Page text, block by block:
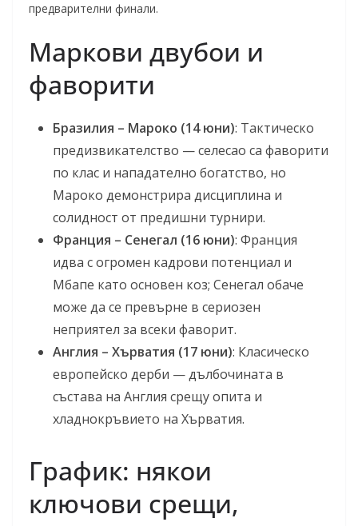
предварителни финали.
Маркови двубои и
фаворити
Бразилия – Мароко (14 юни): Тактическо
предизвикателство — селесао са фаворити
по клас и нападателно богатство, но
Мароко демонстрира дисциплина и
солидност от предишни турнири.
Франция – Сенегал (16 юни): Франция
идва с огромен кадрови потенциал и
Мбапе като основен коз; Сенегал обаче
може да се превърне в сериозен
неприятел за всеки фаворит.
Англия – Хърватия (17 юни): Класическо
европейско дерби — дълбочината в
състава на Англия срещу опита и
хладнокръвието на Хърватия.
График: някои
ключови срещи,